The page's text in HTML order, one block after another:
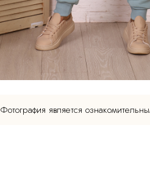
Фотография является